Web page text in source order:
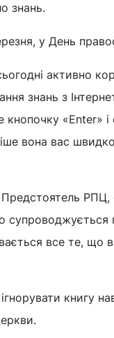
знань.
у День
активно
знань з
кнопочку «Enter»
вона вас
Предстоятель
все те, що
книгу